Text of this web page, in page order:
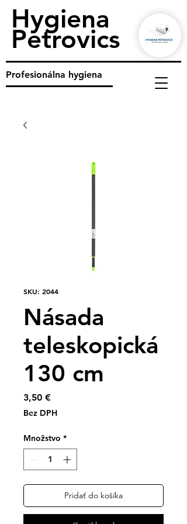
Profesionálna hygiena
Hygiena
Petrovics
SKU: 2044
Násada
teleskopická
130 cm
3,50 €Price
Bez DPH
Množstvo *
Pridať do košíka